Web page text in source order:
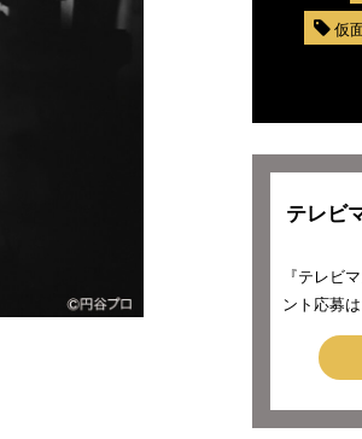
仮
テレビ
『テレビ
ント応募